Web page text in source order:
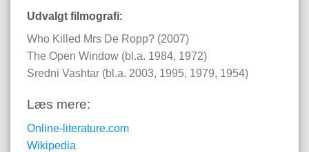
Udvalgt filmografi:
Who Killed Mrs De Ropp? (2007)
The Open Window (bl.a. 1984, 1972)
Sredni Vashtar (bl.a. 2003, 1995, 1979, 1954)
Læs mere:
Online-literature.com
Wikipedia